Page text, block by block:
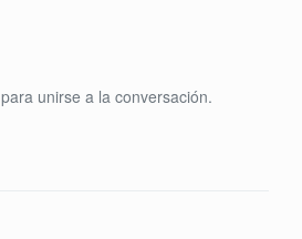
para unirse a la conversación.